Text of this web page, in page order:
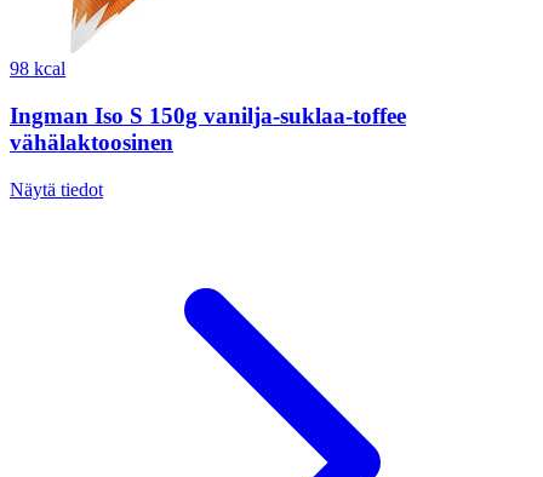
98 kcal
Ingman Iso S 150g vanilja-suklaa-toffee
vähälaktoosinen
Näytä tiedot